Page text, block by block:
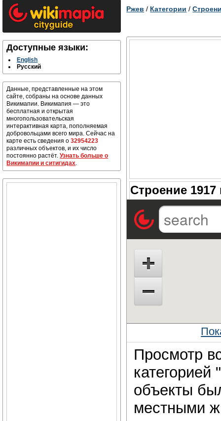
Доступные языки:
English
Русский
Данные, представленные на этом
сайте, собраны на основе данных
Викимапии. Викимапия — это
бесплатная и открытая
многопользовательская
интерактивная карта, пополняемая
добровольцами всего мира. Сейчас на
карте есть сведения о32954223
различных объектов, и их число
постоянно растёт.Узнать больше о
Викимапии и ситигидах.
Ржев / Категории /
Строение
Просмотр
объекты
местными